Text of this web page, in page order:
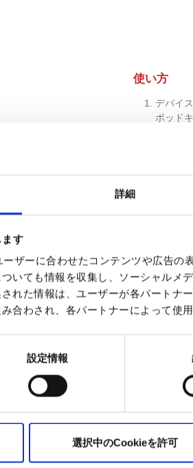
詳細
す
ザーに合わせたコンテンツや広告の
いても情報を収集し、ソーシャルメ
れた情報は、ユーザーが各パートナ
合わされ、各パートナーによって使
設定情報
選択中のCookieを許可
使い方
デバイ
ポッド
対応す
デバイ
電源ボ
マウス
対応ポ
本デバ
内容物
ポッド
タイプ
状態：新
テクノ